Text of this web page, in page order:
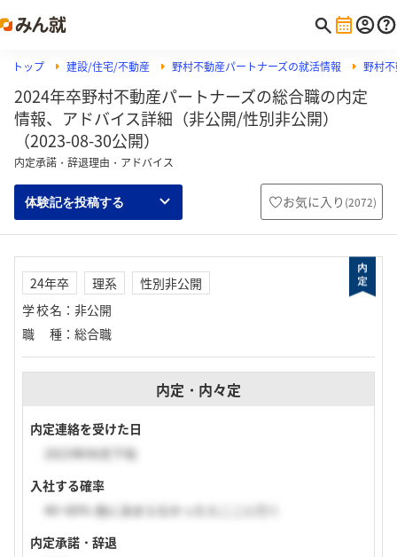
トップ 建設/住宅/不動産 野村不動産パートナーズの就活情報 野村
2024年卒野村不動産パートナーズの総合職の内定
情報、アドバイス詳細（非公開/性別非公開）
（2023-08-30公開）
内定承諾・辞退理由・アドバイス
体験記を投稿する お気に入り (2072)
24年卒 理系
性別非公開
学校名 ： 非公開
職種 ： 総合職
内定・内々定
内定連絡を受けた日
2023年06月下旬
入社する確率
40~60% 他に決まらなかったらここに行く
内定承諾・辞退